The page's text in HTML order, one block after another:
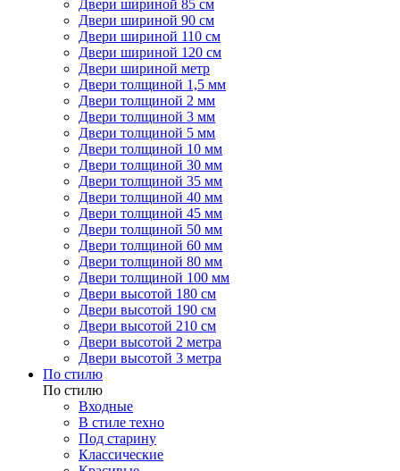
Двери шириной 85 см
Двери шириной 90 см
Двери шириной 110 см
Двери шириной 120 см
Двери шириной метр
Двери толщиной 1,5 мм
Двери толщиной 2 мм
Двери толщиной 3 мм
Двери толщиной 5 мм
Двери толщиной 10 мм
Двери толщиной 30 мм
Двери толщиной 35 мм
Двери толщиной 40 мм
Двери толщиной 45 мм
Двери толщиной 50 мм
Двери толщиной 60 мм
Двери толщиной 80 мм
Двери толщиной 100 мм
Двери высотой 180 см
Двери высотой 190 см
Двери высотой 210 см
Двери высотой 2 метра
Двери высотой 3 метра
По стилю
По стилю
Входные
В стиле техно
Под старину
Классические